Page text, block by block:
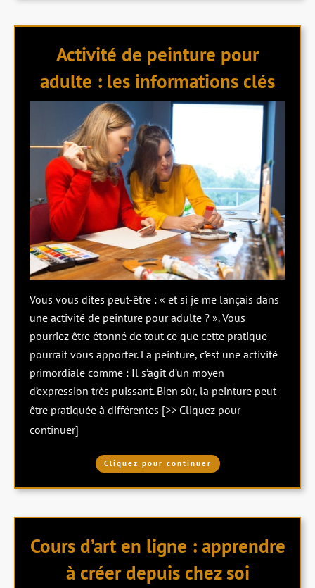
Activité de peinture pour
adulte : les informations clés
Vous vous dites peut-être : « et si je me lançais dans
une activité de peinture pour adulte ? ». Vous
pourriez être étonné de tout ce que cette pratique
pourrait vous apporter. La peinture, c’est une activité
primordiale comme : Il s’agit d’un moyen
d’expression très puissant. Bien sûr, la peinture peut
être pratiquée à différentes [>> Cliquez pour
continuer]
Cliquez pour continuer
Cours d’art en ligne : apprendre
à créer depuis chez soi